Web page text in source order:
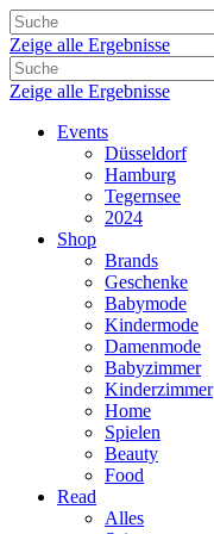
Zeige alle Ergebnisse
Zeige alle Ergebnisse
Events
Düsseldorf
Hamburg
Tegernsee
2024
Shop
Brands
Geschenke
Babymode
Kindermode
Damenmode
Babyzimmer
Kinderzimmer
Home
Spielen
Beauty
Food
Read
Alles